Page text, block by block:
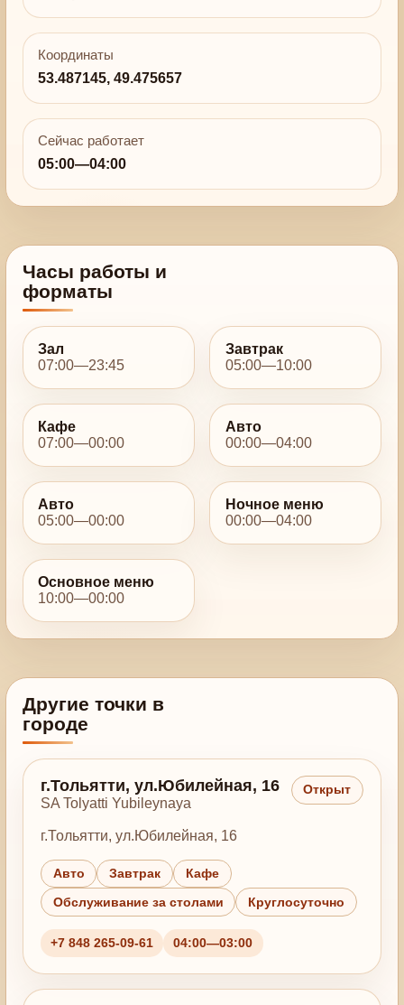
Координаты
53.487145, 49.475657
Сейчас работает
05:00—04:00
Часы работы и
форматы
Зал
07:00—23:45
Завтрак
05:00—10:00
Кафе
07:00—00:00
Авто
00:00—04:00
Авто
05:00—00:00
Ночное меню
00:00—04:00
Основное меню
10:00—00:00
Другие точки в
городе
г.Тольятти, ул.Юбилейная, 16
SA Tolyatti Yubileynaya
Открыт
г.Тольятти, ул.Юбилейная, 16
Авто Завтрак Кафе
Обслуживание за столами Круглосуточно
+7 848 265-09-61 04:00—03:00